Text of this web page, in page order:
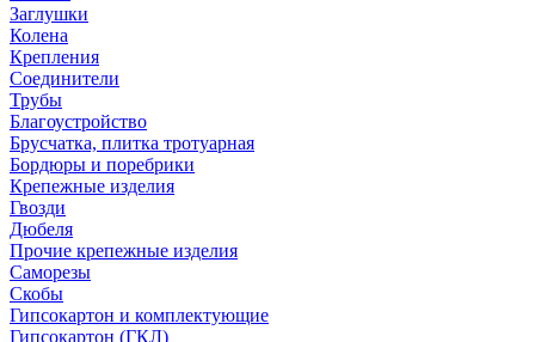
Заглушки
Колена
Крепления
Соединители
Трубы
Благоустройство
Брусчатка, плитка тротуарная
Бордюры и поребрики
Крепежные изделия
Гвозди
Дюбеля
Прочие крепежные изделия
Саморезы
Скобы
Гипсокартон и комплектующие
Гипсокартон (ГКЛ)